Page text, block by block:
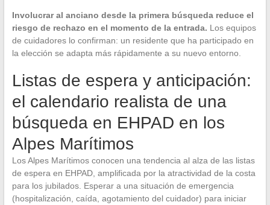
Involucrar al anciano desde la primera búsqueda reduce el
riesgo de rechazo en el momento de la entrada. Los equipos
de cuidadores lo confirman: un residente que ha participado en
la elección se adapta más rápidamente a su nuevo entorno.
Listas de espera y anticipación:
el calendario realista de una
búsqueda en EHPAD en los
Alpes Marítimos
Los Alpes Marítimos conocen una tendencia al alza de las listas
de espera en EHPAD, amplificada por la atractividad de la costa
para los jubilados. Esperar a una situación de emergencia
(hospitalización, caída, agotamiento del cuidador) para iniciar